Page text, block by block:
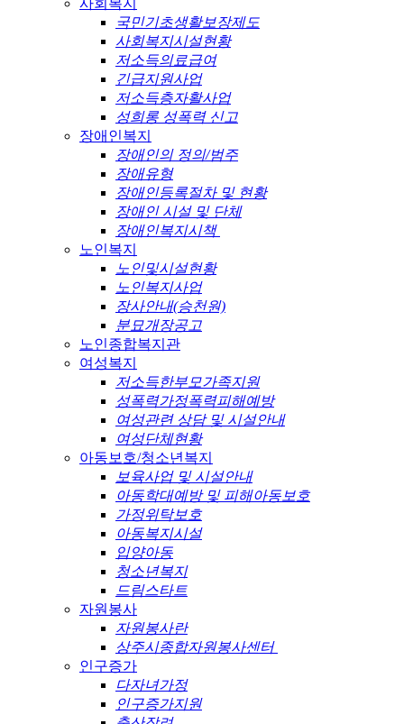
국민기초생활보장제도
사회복지시설현황
저소득의료급여
긴급지원사업
저소득층자활사업
성희롱 성폭력 신고
장애인복지
장애인의 정의/범주
장애유형
장애인등록절차 및 현황
장애인 시설 및 단체
장애인복지시책
노인복지
노인및시설현황
노인복지사업
장사안내(승천원)
분묘개장공고
노인종합복지관
여성복지
저소득한부모가족지원
성폭력가정폭력피해예방
여성관련 상담 및 시설안내
여성단체현황
아동보호/청소년복지
보육사업 및 시설안내
아동학대예방 및 피해아동보호
가정위탁보호
아동복지시설
입양아동
청소년복지
드림스타트
자원봉사
자원봉사란
상주시종합자원봉사센터
인구증가
다자녀가정
인구증가지원